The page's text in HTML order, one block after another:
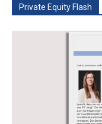
Private Equity Flash